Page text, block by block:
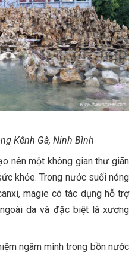
Kênh Gà, Ninh Bình
nên một không gian thư giãn
khỏe. Trong nước suối nóng
magie có tác dụng hỗ trợ
da và đặc biệt là xương
ngâm mình trong bồn nước